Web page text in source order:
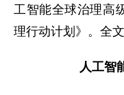
工智能全球治理高
理行动计划》。全文
人工智